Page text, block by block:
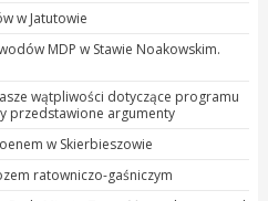
w Jatutowie
MDP w Stawie Noakowskim.
wątpliwości dotyczące programu
przedstawione argumenty
w Skierbieszowie
ratowniczo-gaśniczym